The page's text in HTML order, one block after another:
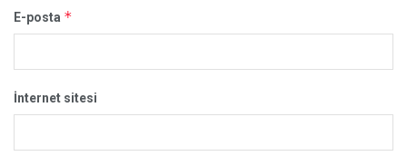
E-posta *
İnternet sitesi